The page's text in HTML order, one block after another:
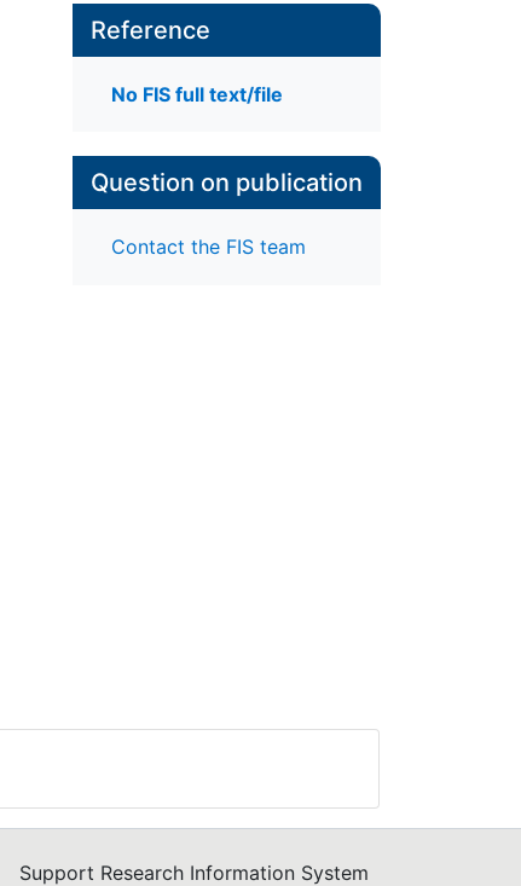
Reference
No FIS full text/file
Question on publication
Contact the FIS team
Support Research Information System